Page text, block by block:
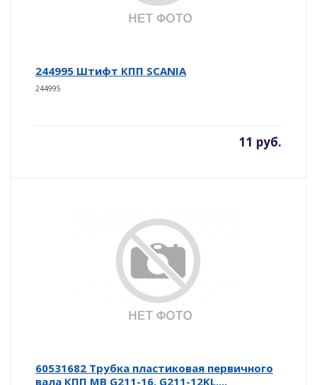
244995 Штифт КПП SCANIA
244995
11 руб.
60531682 Трубка пластиковая первичного
вала КПП MB G211-16, G211-12KL,...